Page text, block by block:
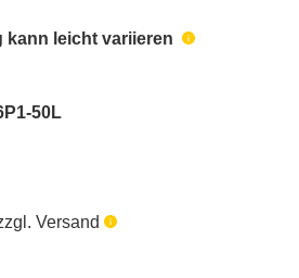
kann leicht variieren
50L
Versand